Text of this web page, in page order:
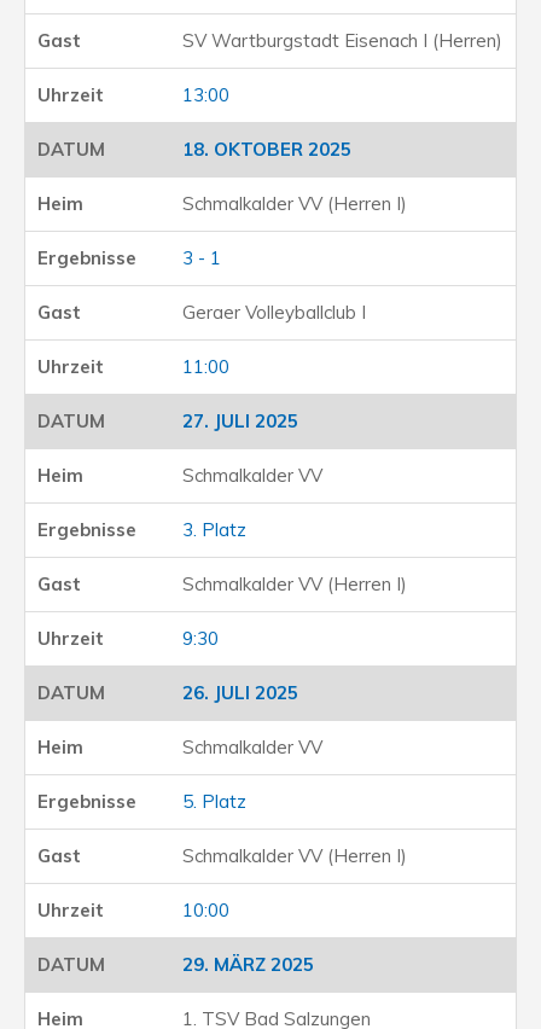
SV Wartburgstadt Eisenach I (Herren)
13:00
18. OKTOBER 2025
Schmalkalder VV (Herren I)
3 - 1
Geraer Volleyballclub I
11:00
27. JULI 2025
Schmalkalder VV
3. Platz
Schmalkalder VV (Herren I)
9:30
26. JULI 2025
Schmalkalder VV
5. Platz
Schmalkalder VV (Herren I)
10:00
29. MÄRZ 2025
1. TSV Bad Salzungen